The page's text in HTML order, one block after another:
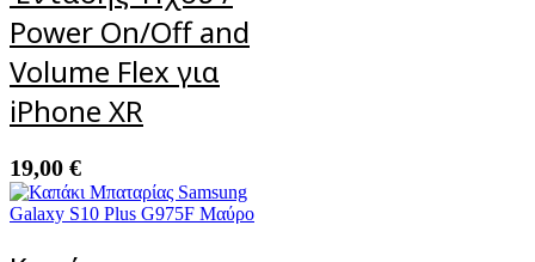
Power On/Off and
Volume Flex για
iPhone XR
19,00 €